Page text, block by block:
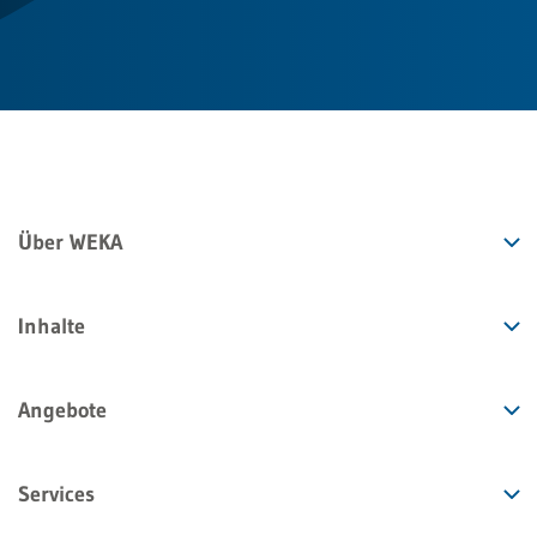
Über WEKA
Inhalte
Angebote
Services